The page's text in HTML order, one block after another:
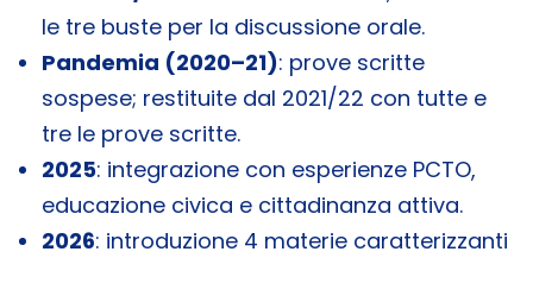
le tre buste per la discussione orale.
Pandemia (2020–21): prove scritte
sospese; restituite dal 2021/22 con tutte e
tre le prove scritte.
2025: integrazione con esperienze PCTO,
educazione civica e cittadinanza attiva.
2026: introduzione 4 materie caratterizzanti